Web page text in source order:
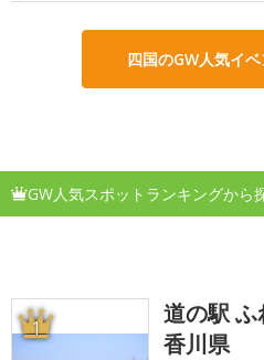
四国のGW人気イ
GW人気スポットランキングから
1
道の駅
香川県